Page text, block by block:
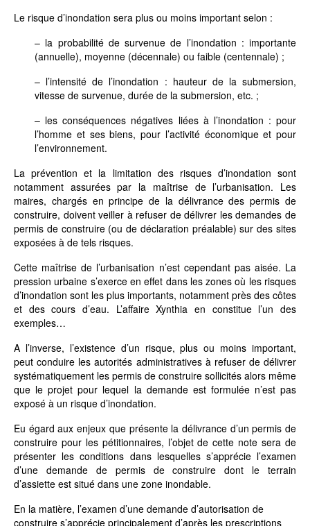
Le risque d’inondation sera plus ou moins important selon :
– la probabilité de survenue de l’inondation : importante
(annuelle), moyenne (décennale) ou faible (centennale) ;
– l’intensité de l’inondation : hauteur de la submersion,
vitesse de survenue, durée de la submersion, etc. ;
– les conséquences négatives liées à l’inondation : pour
l’homme et ses biens, pour l’activité économique et pour
l’environnement.
La prévention et la limitation des risques d’inondation sont
notamment assurées par la maîtrise de l’urbanisation. Les
maires, chargés en principe de la délivrance des permis de
construire, doivent veiller à refuser de délivrer les demandes de
permis de construire (ou de déclaration préalable) sur des sites
exposées à de tels risques.
Cette maîtrise de l’urbanisation n’est cependant pas aisée. La
pression urbaine s’exerce en effet dans les zones où les risques
d’inondation sont les plus importants, notamment près des côtes
et des cours d’eau. L’affaire Xynthia en constitue l’un des
exemples…
A l’inverse, l’existence d’un risque, plus ou moins important,
peut conduire les autorités administratives à refuser de délivrer
systématiquement les permis de construire sollicités alors même
que le projet pour lequel la demande est formulée n’est pas
exposé à un risque d’inondation.
Eu égard aux enjeux que présente la délivrance d’un permis de
construire pour les pétitionnaires, l’objet de cette note sera de
présenter les conditions dans lesquelles s’apprécie l’examen
d’une demande de permis de construire dont le terrain
d’assiette est situé dans une zone inondable.
En la matière, l’examen d’une demande d’autorisation de
construire s’apprécie principalement d’après les prescriptions